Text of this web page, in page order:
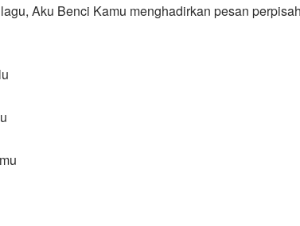
Aku Benci Kamu menghadirkan pesan